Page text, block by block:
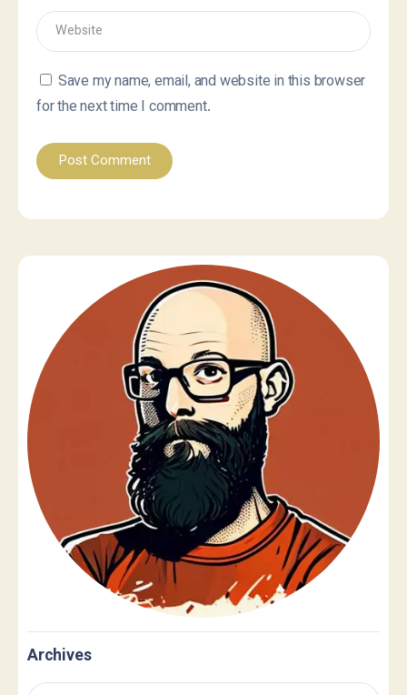
Save my name, email, and website in this browser
for the next time I comment.
Archives